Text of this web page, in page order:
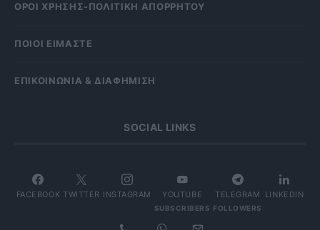
OΡΟΙ ΧΡΗΣΗΣ-ΠΟΛΙΤΙΚΗ ΑΠΟΡΡΗΤΟΥ
ΠΟΙΟΙ ΕΙΜΑΣΤΕ
ΕΠΙΚΟΙΝΩΝΙΑ & ΔΙΑΦΗΜΙΣΗ
SOCIAL LINKS
FACEBOOK TWITTER INSTAGRAM YOUTUBE
SUBSCRIBERS
TELEGRAM
FOLLOWERS
LINKEDIN